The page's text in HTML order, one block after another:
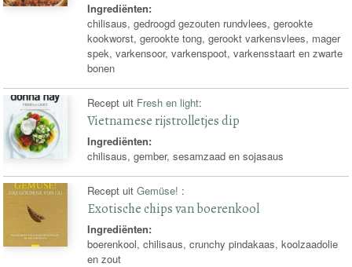
Ingrediënten:
chilisaus, gedroogd gezouten rundvlees, gerookte
kookworst, gerookte tong, gerookt varkensvlees, mager
spek, varkensoor, varkenspoot, varkensstaart en zwarte
bonen
Recept uit Fresh en light:
Vietnamese rijstrolletjes dip
Ingrediënten:
chilisaus, gember, sesamzaad en sojasaus
Recept uitGemüse! :
Exotische chips van boerenkool
Ingrediënten:
boerenkool, chilisaus, crunchy pindakaas, koolzaadolie
en zout